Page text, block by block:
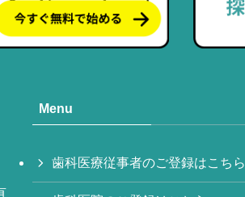
Menu
歯科医療従事者のご登録はこちら